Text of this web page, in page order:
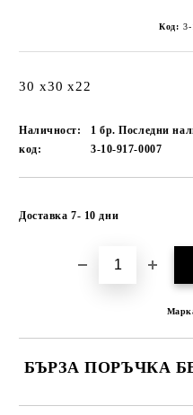
Код: 3-
30 x30 x22
Наличност:
1 бр. Последни
код:
3-10-917-0007
Доставка 7- 10 дни
БЪРЗА ПОРЪЧКА